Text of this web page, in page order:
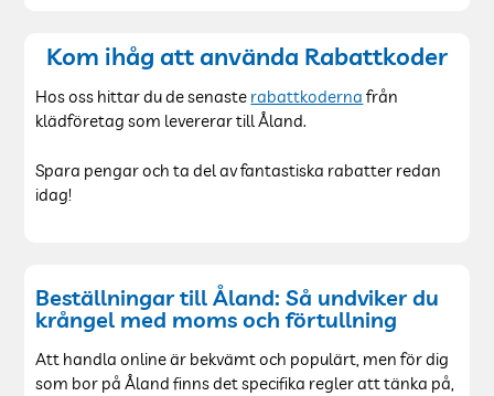
Kom ihåg att använda Rabattkoder
Hos oss hittar du de senaste rabattkoderna från
klädföretag som levererar till Åland.
Spara pengar och ta del av fantastiska rabatter redan
idag!
Beställningar till Åland: Så undviker du
krångel med moms och förtullning
Att handla online är bekvämt och populärt, men för dig
som bor på Åland finns det specifika regler att tänka på,